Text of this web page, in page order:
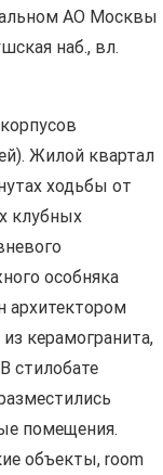
АО Москвы
наб., вл.
Жилой квартал
ходьбы от
клубных
особняка
архитектором
керамогранита,
стилобате
помещения.
объекты, room